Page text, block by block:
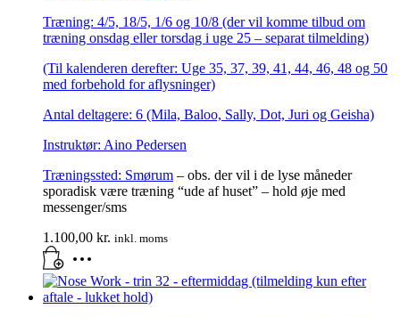
Træning: 4/5, 18/5, 1/6 og 10/8 (der vil komme tilbud om
træning onsdag eller torsdag i uge 25 – separat tilmelding)
(Til kalenderen derefter: Uge 35, 37, 39, 41, 44, 46, 48 og 50
med forbehold for aflysninger)
Antal deltagere: 6 (Mila, Baloo, Sally, Dot, Juri og Geisha)
Instruktør: Aino Pedersen
Træningssted: Smørum – obs. der vil i de lyse måneder
sporadisk være træning “ude af huset” – hold øje med
messenger/sms
1.100,00 kr. inkl. moms